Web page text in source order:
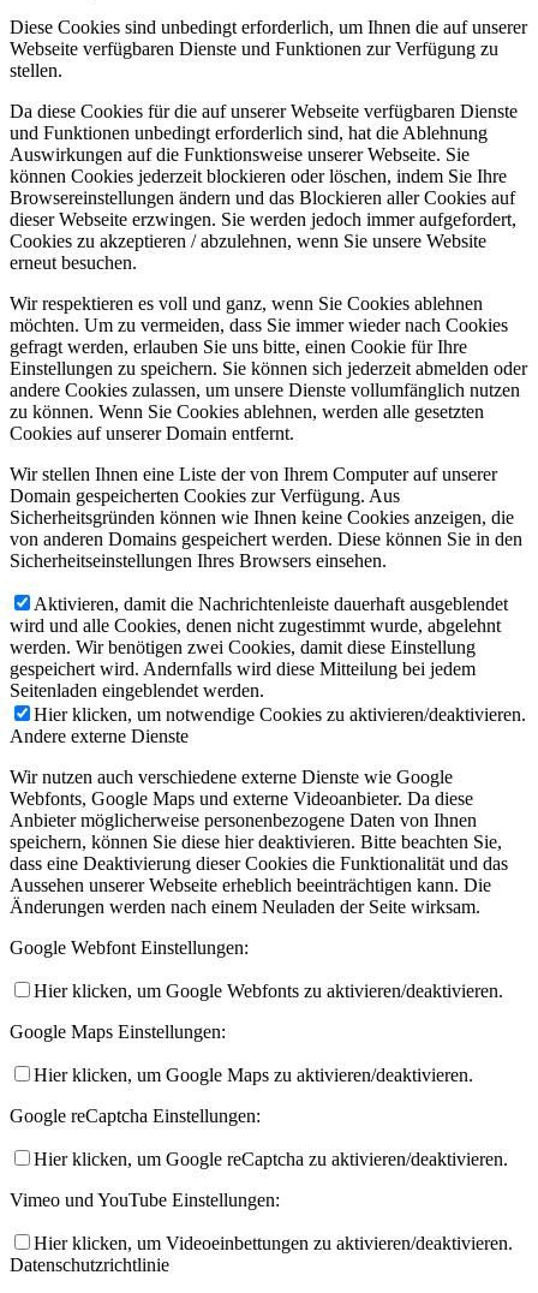
Diese Cookies sind unbedingt erforderlich, um Ihnen die auf unserer
Webseite verfügbaren Dienste und Funktionen zur Verfügung zu
stellen.
Da diese Cookies für die auf unserer Webseite verfügbaren Dienste
und Funktionen unbedingt erforderlich sind, hat die Ablehnung
Auswirkungen auf die Funktionsweise unserer Webseite. Sie
können Cookies jederzeit blockieren oder löschen, indem Sie Ihre
Browsereinstellungen ändern und das Blockieren aller Cookies auf
dieser Webseite erzwingen. Sie werden jedoch immer aufgefordert,
Cookies zu akzeptieren / abzulehnen, wenn Sie unsere Website
erneut besuchen.
Wir respektieren es voll und ganz, wenn Sie Cookies ablehnen
möchten. Um zu vermeiden, dass Sie immer wieder nach Cookies
gefragt werden, erlauben Sie uns bitte, einen Cookie für Ihre
Einstellungen zu speichern. Sie können sich jederzeit abmelden oder
andere Cookies zulassen, um unsere Dienste vollumfänglich nutzen
zu können. Wenn Sie Cookies ablehnen, werden alle gesetzten
Cookies auf unserer Domain entfernt.
Wir stellen Ihnen eine Liste der von Ihrem Computer auf unserer
Domain gespeicherten Cookies zur Verfügung. Aus
Sicherheitsgründen können wie Ihnen keine Cookies anzeigen, die
von anderen Domains gespeichert werden. Diese können Sie in den
Sicherheitseinstellungen Ihres Browsers einsehen.
Aktivieren, damit die Nachrichtenleiste dauerhaft ausgeblendet
wird und alle Cookies, denen nicht zugestimmt wurde, abgelehnt
werden. Wir benötigen zwei Cookies, damit diese Einstellung
gespeichert wird. Andernfalls wird diese Mitteilung bei jedem
Seitenladen eingeblendet werden.
Hier klicken, um notwendige Cookies zu aktivieren/deaktivieren.
Andere externe Dienste
Wir nutzen auch verschiedene externe Dienste wie Google
Webfonts, Google Maps und externe Videoanbieter. Da diese
Anbieter möglicherweise personenbezogene Daten von Ihnen
speichern, können Sie diese hier deaktivieren. Bitte beachten Sie,
dass eine Deaktivierung dieser Cookies die Funktionalität und das
Aussehen unserer Webseite erheblich beeinträchtigen kann. Die
Änderungen werden nach einem Neuladen der Seite wirksam.
Google Webfont Einstellungen:
Hier klicken, um Google Webfonts zu aktivieren/deaktivieren.
Google Maps Einstellungen:
Hier klicken, um Google Maps zu aktivieren/deaktivieren.
Google reCaptcha Einstellungen:
Hier klicken, um Google reCaptcha zu aktivieren/deaktivieren.
Vimeo und YouTube Einstellungen:
Hier klicken, um Videoeinbettungen zu aktivieren/deaktivieren.
Datenschutzrichtlinie